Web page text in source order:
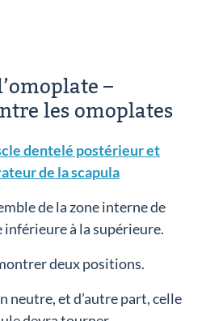
–
les omoplates
dentelé postérieur et
de la scapula
de la zone interne de
inférieure à la supérieure.
deux positions.
neutre, et d’autre part, celle